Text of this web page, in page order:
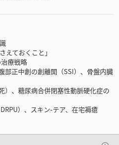
ておくこと」
療戦略
中創の創離開（SSI）、骨盤内臓
糖尿病合併閉塞性動脈硬化症の
）、スキン-テア、在宅褥瘡